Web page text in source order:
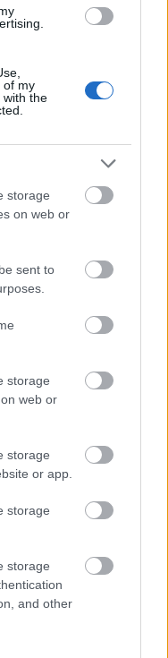
of my
with the
storage
on web or
sent to
storage
web or
storage
or app.
storage
storage
and other
Horváth Péter
kortárs kanadai
Mészáros
egyaránt nagy
aVárj, míg sötét lesz
rendezői egy
A
újfajta,
címmel, ezt
eredeti, a színház
több díjat
az
Állati
világában keresi
már többször
és az
színpadra.
valamint az
idén is
a műemlék
Teljesen
előcsarnokát,
Emellett számos
el a nyáron.
hagyományos
volt az